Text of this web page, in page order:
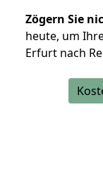
Zögern Sie
heute, um
Erfurt nach